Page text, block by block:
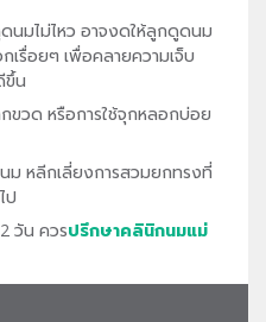
นมไม่ไหว อาจงดให้ลูกดูดนม
เรื่อยๆ เพื่อคลายความเจ็บ
ขึ้น
ขวด หรือการใช้จุกหลอกบ่อย
หลีกเลี่ยงการสวมยกทรงที่
ป
วัน ควรปรึกษาคลินิกนมแม่